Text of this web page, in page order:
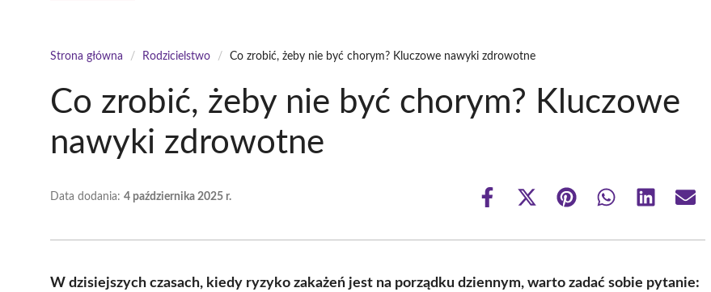
Strona główna / Rodzicielstwo / Co zrobić, żeby nie być chorym? Kluczowe nawyki zdrowotne
Co zrobić, żeby nie być chorym? Kluczowe
nawyki zdrowotne
Data dodania: 4 października 2025 r.
Share
Share
(Twitter)
Share Share Share Share
W dzisiejszych czasach, kiedy ryzyko zakażeń jest na porządku dziennym, warto zadać sobie pytanie: